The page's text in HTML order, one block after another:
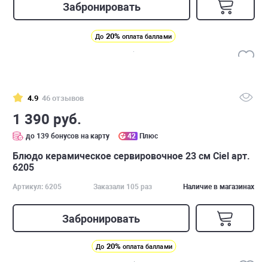
Забронировать
До 20% оплата баллами
4.9 46 отзывов
1 390 руб.
до 139 бонусов на карту 42 Плюс
Блюдо керамическое сервировочное 23 см Ciel арт.
6205
Артикул: 6205 Заказали 105 раз Наличие в магазинах
Забронировать
До 20% оплата баллами